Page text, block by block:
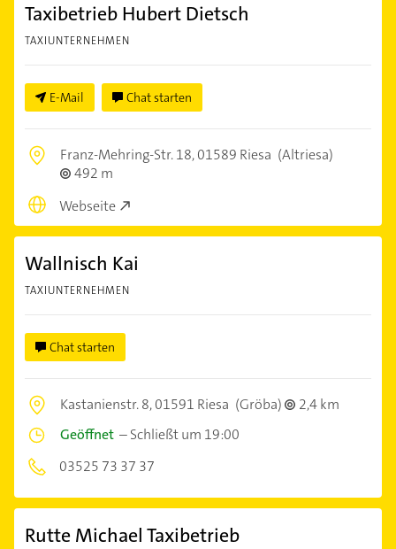
Taxibetrieb Hubert Dietsch
TAXIUNTERNEHMEN
E-Mail Chat starten
Franz-Mehring-Str. 18,01589 Riesa (Altriesa)
492 m
Webseite
Wallnisch Kai
TAXIUNTERNEHMEN
Chat starten
Kastanienstr. 8,01591 Riesa (Gröba)
2,4 km
Geöffnet –Schließt um 19:00
03525 73 37 37
Rutte Michael Taxibetrieb